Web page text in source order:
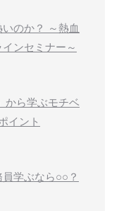
のか？ ～熱血
ンセミナー～
から学ぶモチベ
イント
員学ぶなら○○？